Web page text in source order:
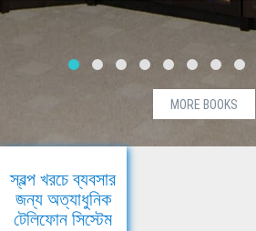
MORE BOOKS
স্বল্প খরচে ব্যবসার
জন্য অত্যাধুনিক
টেলিফোন সিস্টেম